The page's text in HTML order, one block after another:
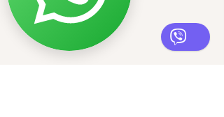
NORDIC DESIGN DOO
PIB03672590
Reg. broj 51240575